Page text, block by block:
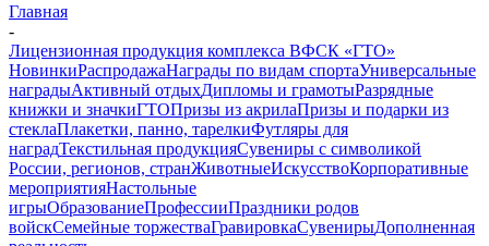
Главная
-
Лицензионная продукция комплекса ВФСК «ГТО»
НовинкиРаспродажаНаграды по видам спортаУниверсальные
наградыАктивный отдыхДипломы и грамотыРазрядные
книжки и значкиГТОПризы из акрилаПризы и подарки из
стеклаПлакетки, панно, тарелкиФутляры для
наградТекстильная продукцияСувениры с символикой
России, регионов, странЖивотныеИскусствоКорпоративные
мероприятияНастольные
игрыОбразованиеПрофессииПраздники родов
войскСемейные торжестваГравировкаСувенирыДополненная